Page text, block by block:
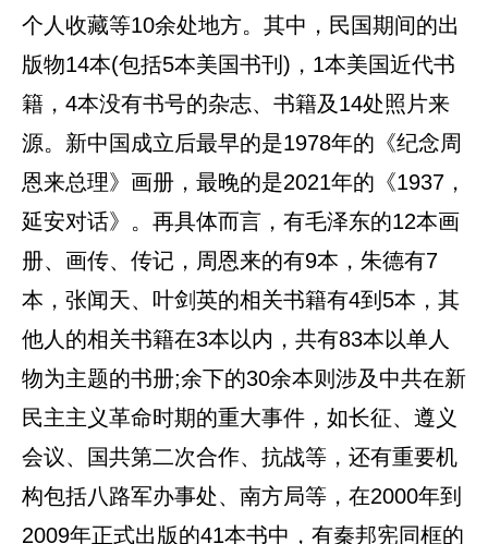
个人收藏等10余处地方。其中，民国期间的出
版物14本(包括5本美国书刊)，1本美国近代书
籍，4本没有书号的杂志、书籍及14处照片来
源。新中国成立后最早的是1978年的《纪念周
恩来总理》画册，最晚的是2021年的《1937，
延安对话》。再具体而言，有毛泽东的12本画
册、画传、传记，周恩来的有9本，朱德有7
本，张闻天、叶剑英的相关书籍有4到5本，其
他人的相关书籍在3本以内，共有83本以单人
物为主题的书册;余下的30余本则涉及中共在新
民主主义革命时期的重大事件，如长征、遵义
会议、国共第二次合作、抗战等，还有重要机
构包括八路军办事处、南方局等，在2000年到
2009年正式出版的41本书中，有秦邦宪同框的